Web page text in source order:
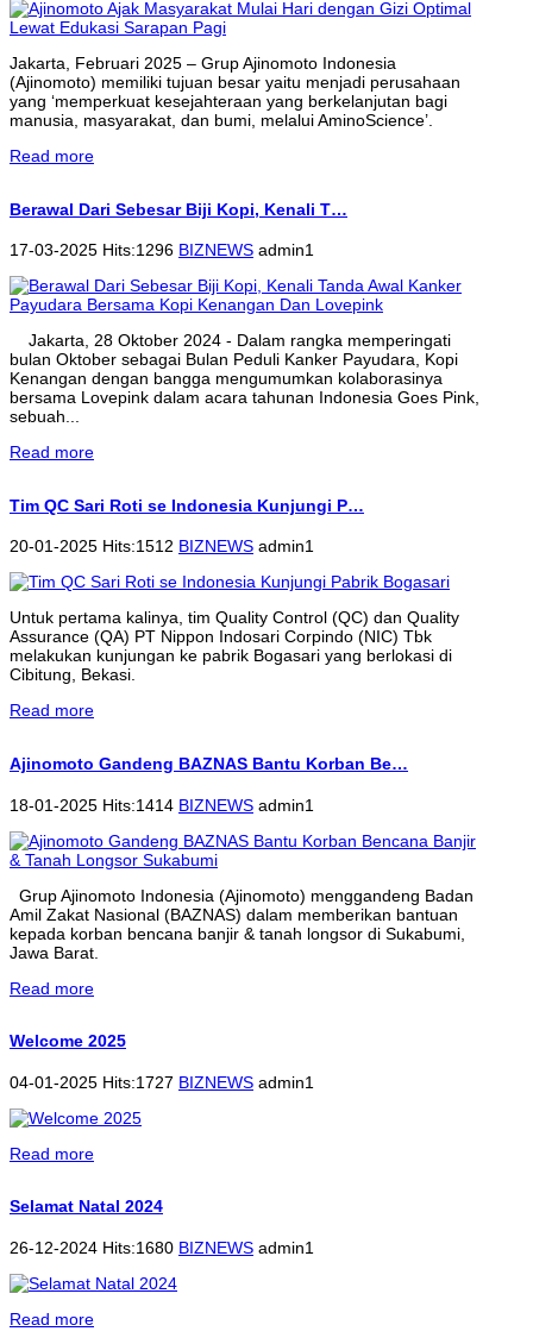
Jakarta, Februari 2025 – Grup Ajinomoto Indonesia
(Ajinomoto) memiliki tujuan besar yaitu menjadi perusahaan
yang ‘memperkuat kesejahteraan yang berkelanjutan bagi
manusia, masyarakat, dan bumi, melalui AminoScience’.
Read more
Berawal Dari Sebesar Biji Kopi, Kenali T…
17-03-2025 Hits:1296 BIZNEWS admin1
Jakarta, 28 Oktober 2024 - Dalam rangka memperingati
bulan Oktober sebagai Bulan Peduli Kanker Payudara, Kopi
Kenangan dengan bangga mengumumkan kolaborasinya
bersama Lovepink dalam acara tahunan Indonesia Goes Pink,
sebuah...
Read more
Tim QC Sari Roti se Indonesia Kunjungi P…
20-01-2025 Hits:1512 BIZNEWS admin1
Untuk pertama kalinya, tim Quality Control (QC) dan Quality
Assurance (QA) PT Nippon Indosari Corpindo (NIC) Tbk
melakukan kunjungan ke pabrik Bogasari yang berlokasi di
Cibitung, Bekasi.
Read more
Ajinomoto Gandeng BAZNAS Bantu Korban Be…
18-01-2025 Hits:1414 BIZNEWS admin1
Grup Ajinomoto Indonesia (Ajinomoto) menggandeng Badan
Amil Zakat Nasional (BAZNAS) dalam memberikan bantuan
kepada korban bencana banjir & tanah longsor di Sukabumi,
Jawa Barat.
Read more
Welcome 2025
04-01-2025 Hits:1727 BIZNEWS admin1
Read more
Selamat Natal 2024
26-12-2024 Hits:1680 BIZNEWS admin1
Read more